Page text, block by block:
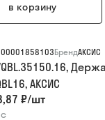
в корзину
00001858103БрендАКСИС
АКСИC
₽/шт